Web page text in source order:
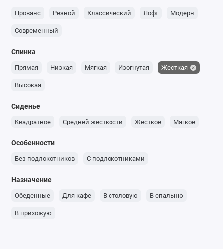
Прованс Резной Классический Лофт Модерн
Современный
Спинка
Прямая Низкая Мягкая Изогнутая Жесткая
Высокая
Сиденье
Квадратное Средней жесткости Жесткое Мягкое
Особенности
Без подлокотников С подлокотниками
Назначение
Обеденные Для кафе В столовую В спальню
В прихожую